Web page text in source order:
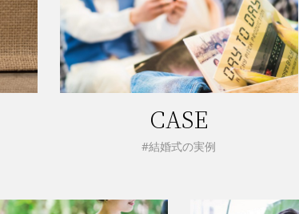
CASE
#結婚式の実例